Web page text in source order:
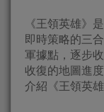
《王領英雄》
即時策略的三
軍據點，逐步
收復的地圖進
介紹《王領英